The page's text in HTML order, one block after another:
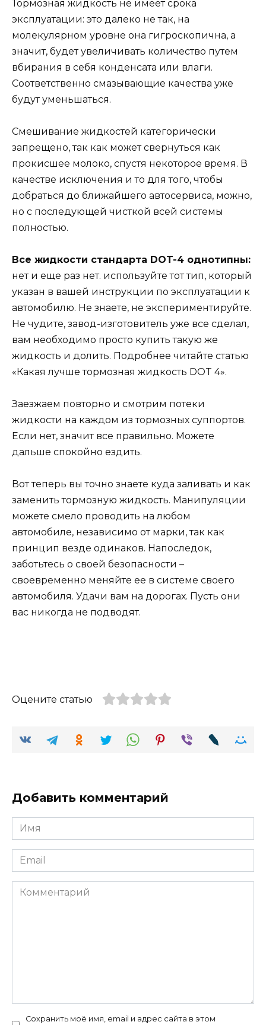
Тормозная жидкость не имеет срока
эксплуатации: это далеко не так, на
молекулярном уровне она гигроскопична, а
значит, будет увеличивать количество путем
вбирания в себя конденсата или влаги.
Соответственно смазывающие качества уже
будут уменьшаться.
Смешивание жидкостей категорически
запрещено, так как может свернуться как
прокисшее молоко, спустя некоторое время. В
качестве исключения и то для того, чтобы
добраться до ближайшего автосервиса, можно,
но с последующей чисткой всей системы
полностью.
Все жидкости стандарта DOT-4 однотипны:
нет и еще раз нет. используйте тот тип, который
указан в вашей инструкции по эксплуатации к
автомобилю. Не знаете, не экспериментируйте.
Не чудите, завод-изготовитель уже все сделал,
вам необходимо просто купить такую же
жидкость и долить. Подробнее читайте статью
«Какая лучше тормозная жидкость DOT 4».
Заезжаем повторно и смотрим потеки
жидкости на каждом из тормозных суппортов.
Если нет, значит все правильно. Можете
дальше спокойно ездить.
Вот теперь вы точно знаете куда заливать и как
заменить тормозную жидкость. Манипуляции
можете смело проводить на любом
автомобиле, независимо от марки, так как
принцип везде одинаков. Напоследок,
заботьтесь о своей безопасности –
своевременно меняйте ее в системе своего
автомобиля. Удачи вам на дорогах. Пусть они
вас никогда не подводят.
Оцените статью
Добавить комментарий
Имя
Email
Комментарий
Сохранить моё имя, email и адрес сайта в этом